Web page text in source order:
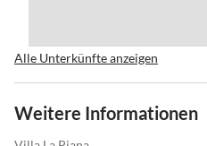
Alle Unterkünfte anzeigen
Weitere Informationen